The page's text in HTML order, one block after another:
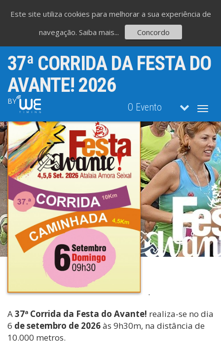
37ª CORRIDA DA FESTA DO
AVANTE! 2026
BY O Evento
.
A37ª Corrida da Festa do Avante! realiza-se no dia
6 de setembro de 2026às 9h30m, na distância de
10.000 metros.
Este site utiliza cookies para melhorar a sua experiência de
navegação. Saiba mais... Concordo